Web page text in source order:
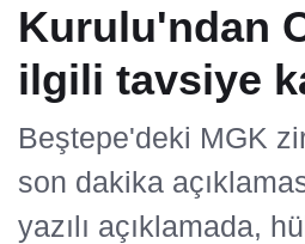
Kurulu'ndan
ilgili tavsiye
Beştepe'deki MGK
son dakika
yazılı açıklamada,